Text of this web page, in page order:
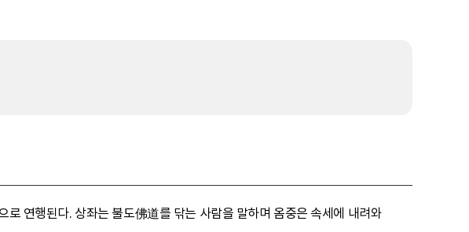
로 연행된다. 상좌는 불도佛道를 닦는 사람을 말하며 옴중은 속세에 내려와